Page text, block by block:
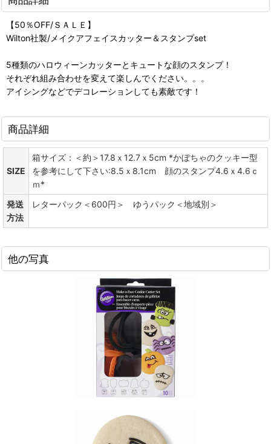
【50％OFF/ＳＡＬＥ】
Wilton社製/メイクアフェイスカッター＆スタンプset
5種類のハロウィーンカッターとキュートな顔のスタンプ！
それぞれ組み合わせを変えて楽しんでください。。。
アイシングなどでデコレーションしても素敵です！
商品詳細
SIZE
箱サイズ：＜約＞17.8ｘ12.7ｘ5cm *かぼちゃのクッキー型
を参考にして下さい:8.5ｘ8.1cm 顔のスタンプ4.6ｘ4.6ｃ
ｍ*
発送
方法
レターパック＜600円＞ ゆうパック＜地域別＞
他の写真